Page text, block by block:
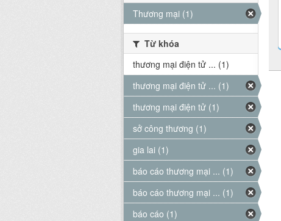
Thương mại (1)
Từ khóa
thương mại điện tử ... (1)
thương mại điện tử ... (1)
thương mại điện tử (1)
sở công thương (1)
gia lai (1)
báo cáo thương mại ... (1)
báo cáo thương mại ... (1)
báo cáo (1)